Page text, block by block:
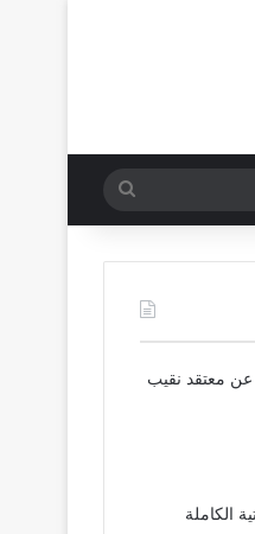
بحث
عن
عن معتقد نقيب
الكاملة